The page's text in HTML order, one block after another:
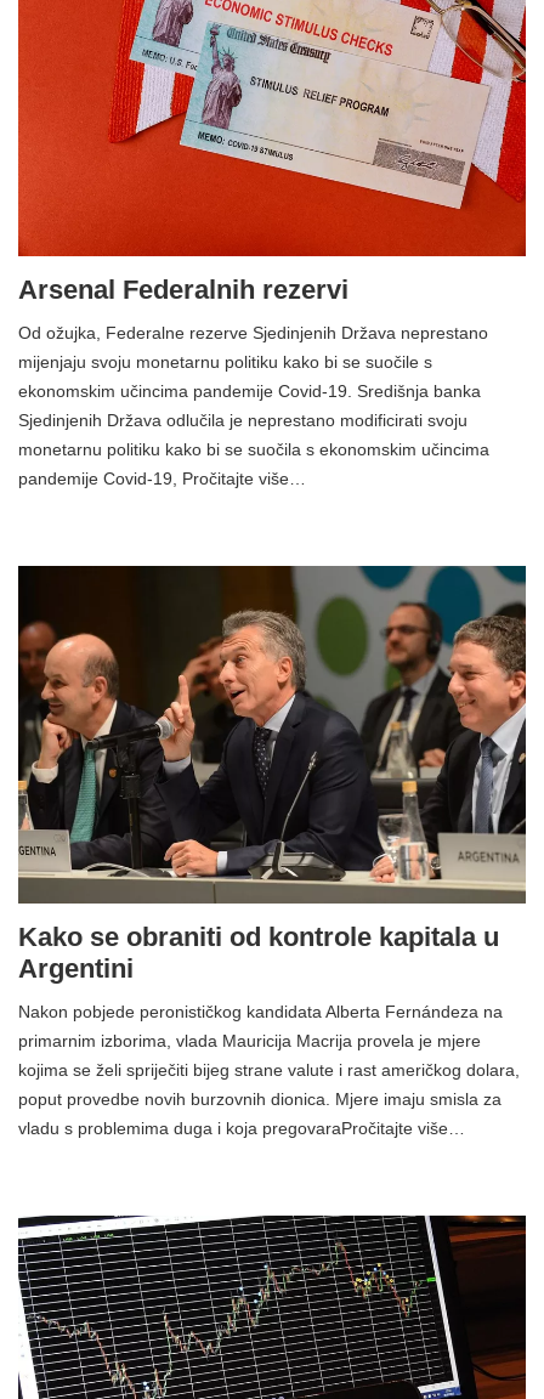
Arsenal Federalnih rezervi
Od ožujka, Federalne rezerve Sjedinjenih Država neprestano
mijenjaju svoju monetarnu politiku kako bi se suočile s
ekonomskim učincima pandemije Covid-19. Središnja banka
Sjedinjenih Država odlučila je neprestano modificirati svoju
monetarnu politiku kako bi se suočila s ekonomskim učincima
pandemije Covid-19, Pročitajte više…
Kako se obraniti od kontrole kapitala u
Argentini
Nakon pobjede peronističkog kandidata Alberta Fernándeza na
primarnim izborima, vlada Mauricija Macrija provela je mjere
kojima se želi spriječiti bijeg strane valute i rast američkog dolara,
poput provedbe novih burzovnih dionica. Mjere imaju smisla za
vladu s problemima duga i koja pregovaraPročitajte više…